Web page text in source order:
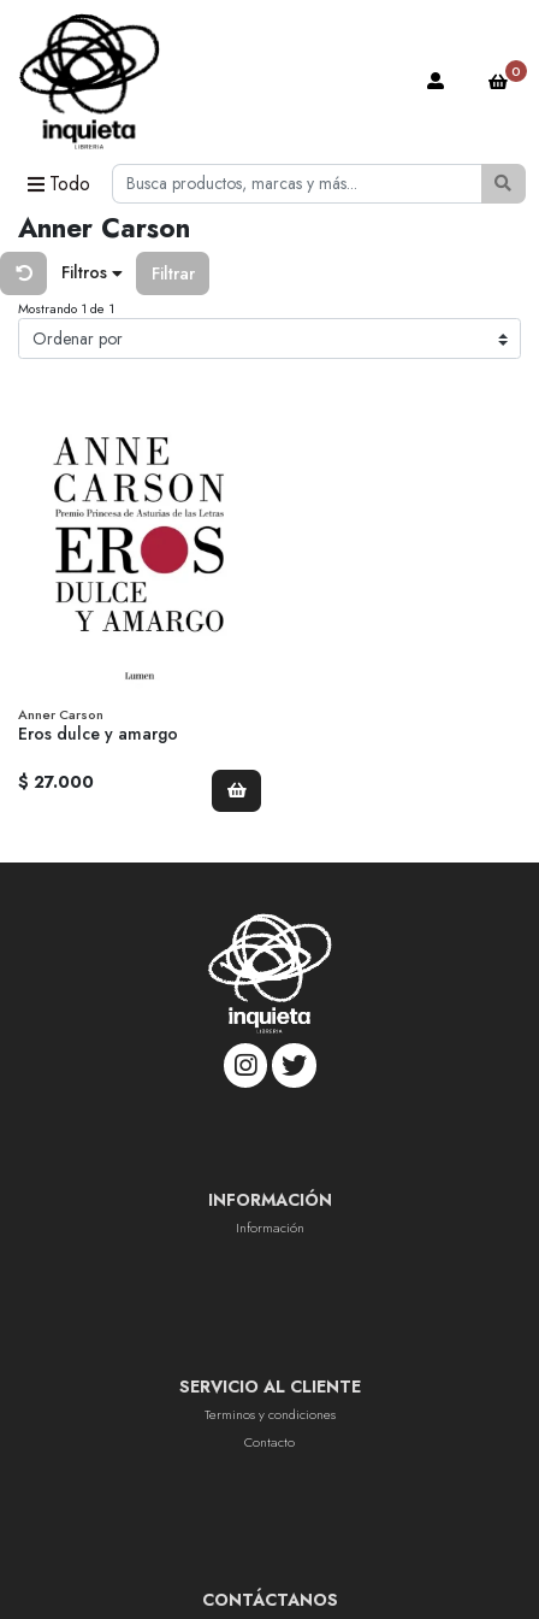
Todo
0
Anner Carson
Filtros Filtrar
Mostrando 1 de 1
Anner Carson
Eros dulce y amargo
$ 27.000
INFORMACIÓN
Información
SERVICIO AL CLIENTE
Terminos y condiciones
Contacto
CONTÁCTANOS